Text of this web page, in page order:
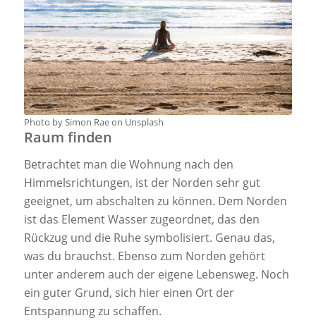
Photo by Simon Rae on Unsplash
Raum finden
Betrachtet man die Wohnung nach den
Himmelsrichtungen, ist der Norden sehr gut
geeignet, um abschalten zu können. Dem Norden
ist das Element Wasser zugeordnet, das den
Rückzug und die Ruhe symbolisiert. Genau das,
was du brauchst. Ebenso zum Norden gehört
unter anderem auch der eigene Lebensweg. Noch
ein guter Grund, sich hier einen Ort der
Entspannung zu schaffen.